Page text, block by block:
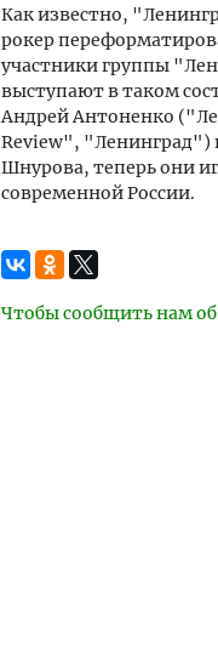
Как известно,
рокер
участники группы
выступают в таком
Андрей Антоненко
Review", "Ленинград")
Шнурова, теперь они
современной России.
Чтобы сообщить нам